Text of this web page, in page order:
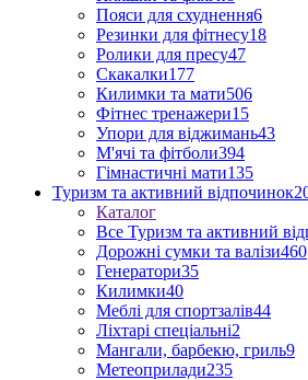
Пояси для схуднення6
Резинки для фітнесу18
Ролики для пресу47
Скакалки177
Килимки та мати506
Фітнес тренажери15
Упори для віджимань43
М'ячі та фітболи394
Гімнастичні мати135
Туризм та активний відпочинок
Каталог
Все Туризм та активний
Дорожні сумки та валізи460
Генератори35
Килимки40
Меблі для спортзалів44
Ліхтарі спеціальні2
Мангали, барбекю, гриль9
Метеоприлади235